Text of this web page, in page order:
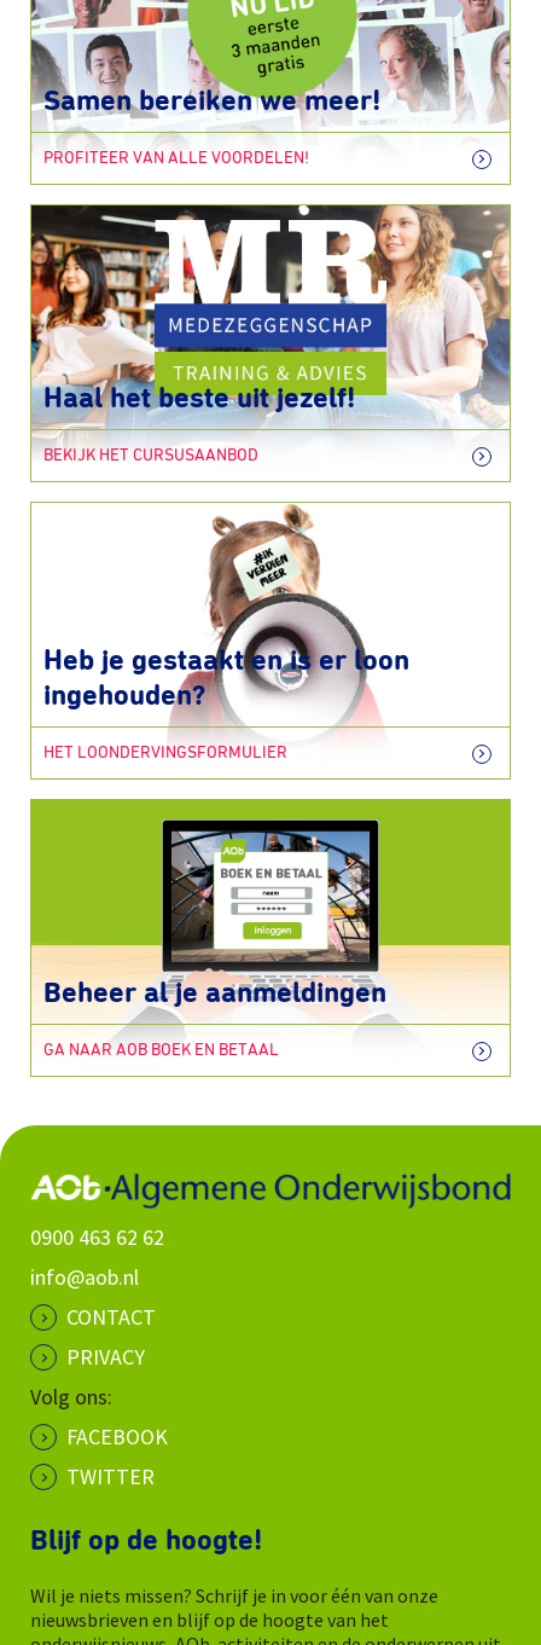
Samen bereiken we meer!
PROFITEER VAN ALLE VOORDELEN!
Haal het beste uit jezelf!
BEKIJK HET CURSUSAANBOD
Heb je gestaakt en is er loon
ingehouden?
HET LOONDERVINGSFORMULIER
Beheer al je aanmeldingen
GA NAAR AOB BOEK EN BETAAL
0900 463 62 62
info@aob.nl
CONTACT
PRIVACY
Volg ons:
FACEBOOK
TWITTER
Blijf op de hoogte!
Wil je niets missen? Schrijf je in voor één van onze
nieuwsbrieven en blijf op de hoogte van het